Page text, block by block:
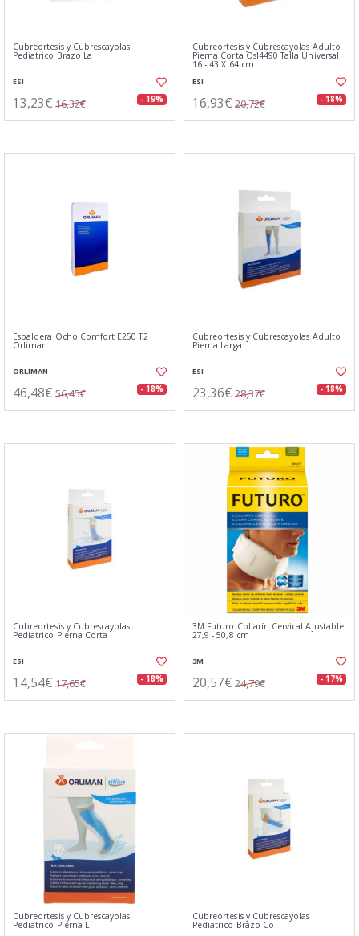
Cubreortesis y Cubrescayolas
Pediatrico Brazo La
ESI
13,23€ 16,32€ - 19%
Cubreortesis y Cubrescayolas Adulto
Pierna Corta Osl4490 Talla Universal
16 - 43 X 64 cm
ESI
16,93€ 20,72€ - 18%
Espaldera Ocho Comfort E250 T2
Orliman
ORLIMAN
46,48€ 56,45€ - 18%
Cubreortesis y Cubrescayolas Adulto
Pierna Larga
ESI
23,36€ 28,37€ - 18%
Cubreortesis y Cubrescayolas
Pediatrico Pierna Corta
ESI
14,54€ 17,65€ - 18%
3M Futuro Collarín Cervical Ajustable
27,9 - 50,8 cm
3M
20,57€ 24,79€ - 17%
Cubreortesis y Cubrescayolas
Pediatrico Pierna L
Cubreortesis y Cubrescayolas
Pediatrico Brazo Co